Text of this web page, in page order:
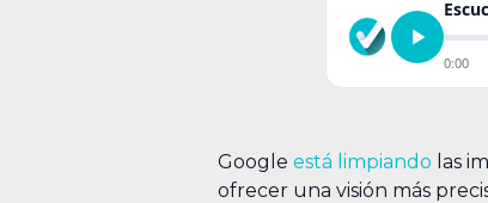
0:00
Google está limpiando las
ofrecer una visión más